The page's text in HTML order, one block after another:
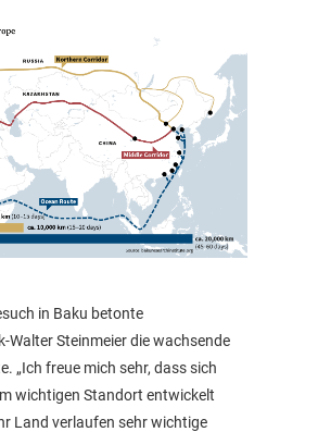
in Baku betonte
Walter Steinmeier die wachsende
„Ich freue mich sehr, dass sich
wichtigen Standort entwickelt
Land verlaufen sehr wichtige